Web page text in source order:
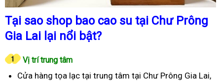
Tại sao shop bao cao su tại Chư Prông
Gia Lai lại nổi bật?
Vị trí trung tâm
Cửa hàng tọa lạc tại trung tâm tại Chư Prông Gia Lai,